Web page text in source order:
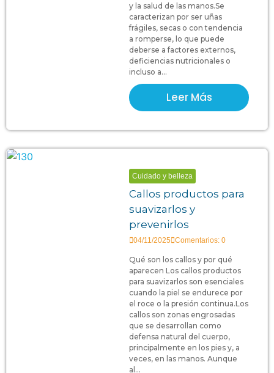
y la salud de las manos.Se
caracterizan por ser uñas
frágiles, secas o con tendencia
a romperse, lo que puede
deberse a factores externos,
deficiencias nutricionales o
incluso a...
Leer Más
Cuidado y belleza
Callos productos para
suavizarlos y
prevenirlos
04/11/2025 Comentarios: 0
Qué son los callos y por qué
aparecen Los callos productos
para suavizarlos son esenciales
cuando la piel se endurece por
el roce o la presión continua.Los
callos son zonas engrosadas
que se desarrollan como
defensa natural del cuerpo,
principalmente en los pies y, a
veces, en las manos. Aunque
al...